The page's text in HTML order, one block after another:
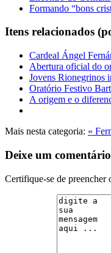
Formando “bons
Itens relacionados
Cardeal Ángel
Abertura oficial do
Jovens Rionegrinos
Oratório Festivo
A origem e o
Mais nesta categoria: «
Deixe um comentário
Certifique-se de